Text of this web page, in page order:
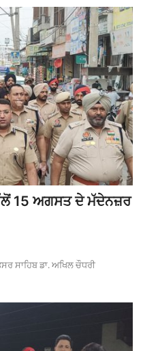
15 ਅਗਸਤ ਦੇ ਮੱਦੇਨਜ਼ਰ
ਸਾਹਿਬ ਡਾ. ਅਖਿਲ ਚੌਧਰੀ